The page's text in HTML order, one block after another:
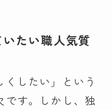
たい職人気質
くしたい」という
です。しかし、独